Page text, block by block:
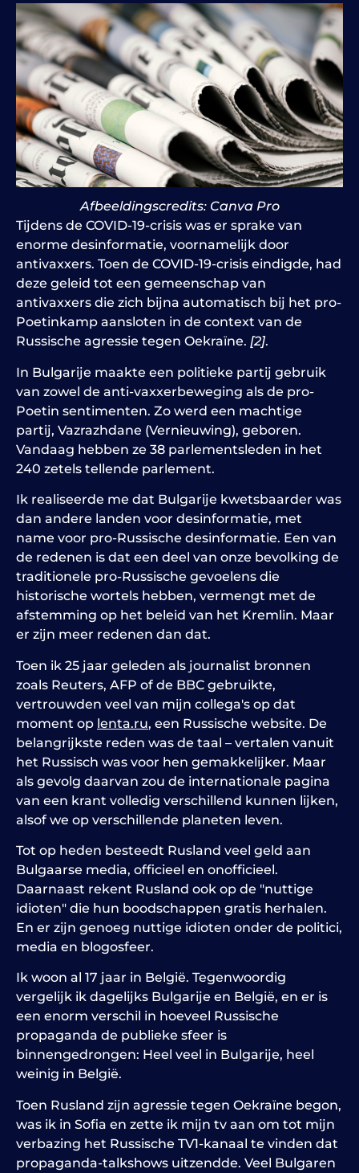
Afbeeldingscredits: Canva Pro
Tijdens de COVID-19-crisis was er sprake van
enorme desinformatie, voornamelijk door
antivaxxers. Toen de COVID-19-crisis eindigde, had
deze geleid tot een gemeenschap van
antivaxxers die zich bijna automatisch bij het pro-
Poetinkamp aansloten in de context van de
Russische agressie tegen Oekraïne. [2].
In Bulgarije maakte een politieke partij gebruik
van zowel de anti-vaxxerbeweging als de pro-
Poetin sentimenten. Zo werd een machtige
partij, Vazrazhdane (Vernieuwing), geboren.
Vandaag hebben ze 38 parlementsleden in het
240 zetels tellende parlement.
Ik realiseerde me dat Bulgarije kwetsbaarder was
dan andere landen voor desinformatie, met
name voor pro-Russische desinformatie. Een van
de redenen is dat een deel van onze bevolking de
traditionele pro-Russische gevoelens die
historische wortels hebben, vermengt met de
afstemming op het beleid van het Kremlin. Maar
er zijn meer redenen dan dat.
Toen ik 25 jaar geleden als journalist bronnen
zoals Reuters, AFP of de BBC gebruikte,
vertrouwden veel van mijn collega's op dat
moment op lenta.ru, een Russische website. De
belangrijkste reden was de taal – vertalen vanuit
het Russisch was voor hen gemakkelijker. Maar
als gevolg daarvan zou de internationale pagina
van een krant volledig verschillend kunnen lijken,
alsof we op verschillende planeten leven.
Tot op heden besteedt Rusland veel geld aan
Bulgaarse media, officieel en onofficieel.
Daarnaast rekent Rusland ook op de "nuttige
idioten" die hun boodschappen gratis herhalen.
En er zijn genoeg nuttige idioten onder de politici,
media en blogosfeer.
Ik woon al 17 jaar in België. Tegenwoordig
vergelijk ik dagelijks Bulgarije en België, en er is
een enorm verschil in hoeveel Russische
propaganda de publieke sfeer is
binnengedrongen: Heel veel in Bulgarije, heel
weinig in België.
Toen Rusland zijn agressie tegen Oekraïne begon,
was ik in Sofia en zette ik mijn tv aan om tot mijn
verbazing het Russische TV1-kanaal te vinden dat
propaganda-talkshows uitzendde. Veel Bulgaren